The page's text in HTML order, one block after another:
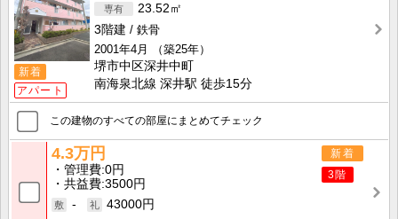
新着
アパート
23.52㎡
3階建
鉄骨
2001年4月
（築25年）
堺市中区深井中町
南海泉北線 深井駅 徒歩15分
この建物のすべての部屋にまとめてチェック
新着
3階
4.3万円
管理費 0円
共益費 3500円
-
43000円